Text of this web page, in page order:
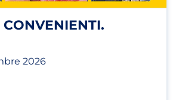
CONVENIENTI.
2026